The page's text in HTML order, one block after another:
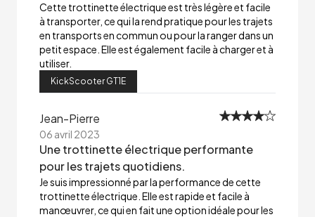
Cette trottinette électrique est très légère et facile
à transporter, ce qui la rend pratique pour les trajets
en transports en commun ou pour la ranger dans un
petit espace. Elle est également facile à charger et à
utiliser.
KickScooter GT1E
Jean-Pierre
06 avril 2023
Une trottinette électrique performante
pour les trajets quotidiens.
Je suis impressionné par la performance de cette
trottinette électrique. Elle est rapide et facile à
manœuvrer, ce qui en fait une option idéale pour les